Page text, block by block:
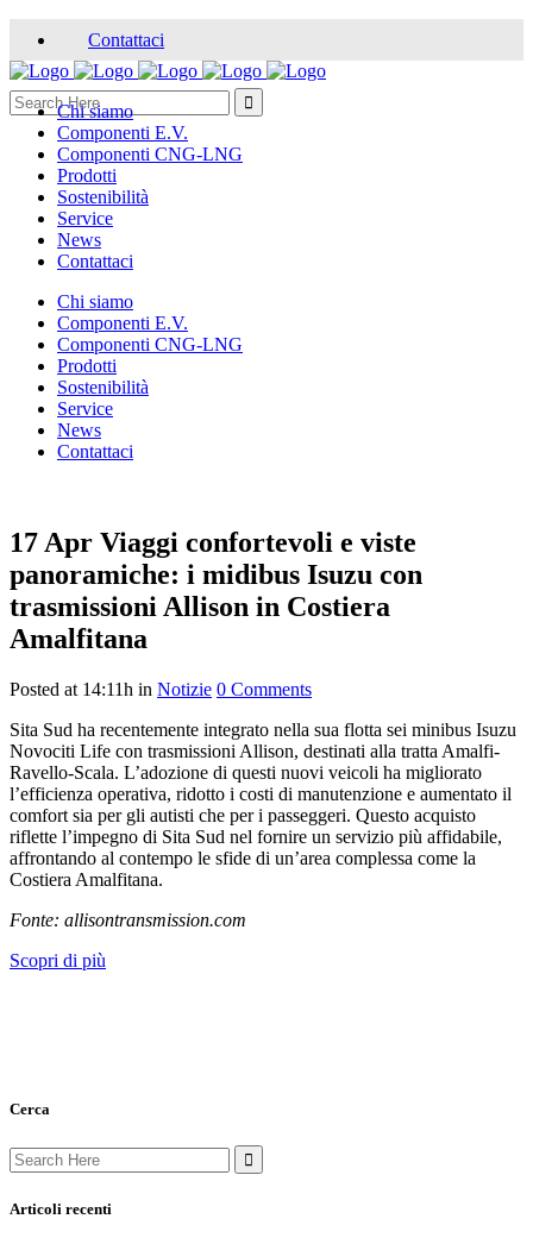
Contattaci
Search
Chi siamo
Componenti E.V.
Componenti CNG-LNG
Prodotti
Sostenibilità
Service
News
Contattaci
Chi siamo
Componenti E.V.
Componenti CNG-LNG
Prodotti
Sostenibilità
Service
News
Contattaci
17 Apr Viaggi confortevoli e viste
panoramiche: i midibus Isuzu con
trasmissioni Allison in Costiera
Amalfitana
Posted at 14:11h in Notizie 0 Comments
Sita Sud ha recentemente integrato nella sua flotta sei minibus Isuzu
Novociti Life con trasmissioni Allison, destinati alla tratta Amalfi-
Ravello-Scala. L’adozione di questi nuovi veicoli ha migliorato
l’efficienza operativa, ridotto i costi di manutenzione e aumentato il
comfort sia per gli autisti che per i passeggeri. Questo acquisto
riflette l’impegno di Sita Sud nel fornire un servizio più affidabile,
affrontando al contempo le sfide di un’area complessa come la
Costiera Amalfitana.
Fonte: allisontransmission.com
Scopri di più
Cerca
Search
for:
Articoli recenti